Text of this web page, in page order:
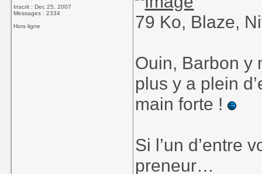
Inscrit : Dec 25, 2007
Messages : 2334
Hors ligne
79 Ko, Blaze,
Ouin, Barbon y
plus y a plein
main forte !
Si l’un d’entre
preneur…